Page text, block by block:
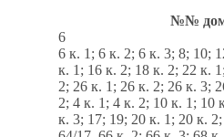
№№
6
6 к. 1; 6 к. 2; 6 к. 3; 8; 10;
к. 1; 16 к. 2; 18 к. 2; 22 к.
2; 26 к. 1; 26 к. 2; 26 к. 3;
2; 4 к. 1; 4 к. 2; 10 к. 1; 10
к. 3; 17; 19; 20 к. 1; 20 к.